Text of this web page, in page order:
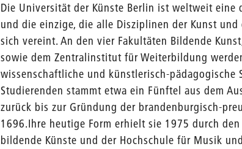
Die Universität der Künste Berlin ist weltweit eine
und die einzige, die alle Disziplinen der Kunst
sich vereint. An den vier Fakultäten Bildende
sowie dem Zentralinstitut für Weiterbildung
wissenschaftliche und künstlerisch-pädagogische
Studierenden stammt etwa ein Fünftel aus dem
zurück bis zur Gründung der brandenburgisch-
1696.Ihre heutige Form erhielt sie 1975 durch
bildende Künste und der Hochschule für Musik